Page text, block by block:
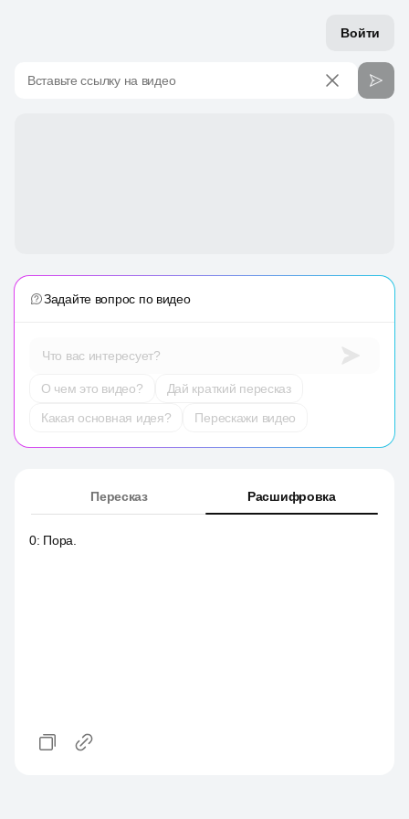
Войти
Вставьте ссылку на видео
Задайте вопрос по видео
Что вас интересует?
О чем это видео?
Дай краткий пересказ
Какая основная идея?
Перескажи видео
Пересказ Расшифровка
0: Пора.